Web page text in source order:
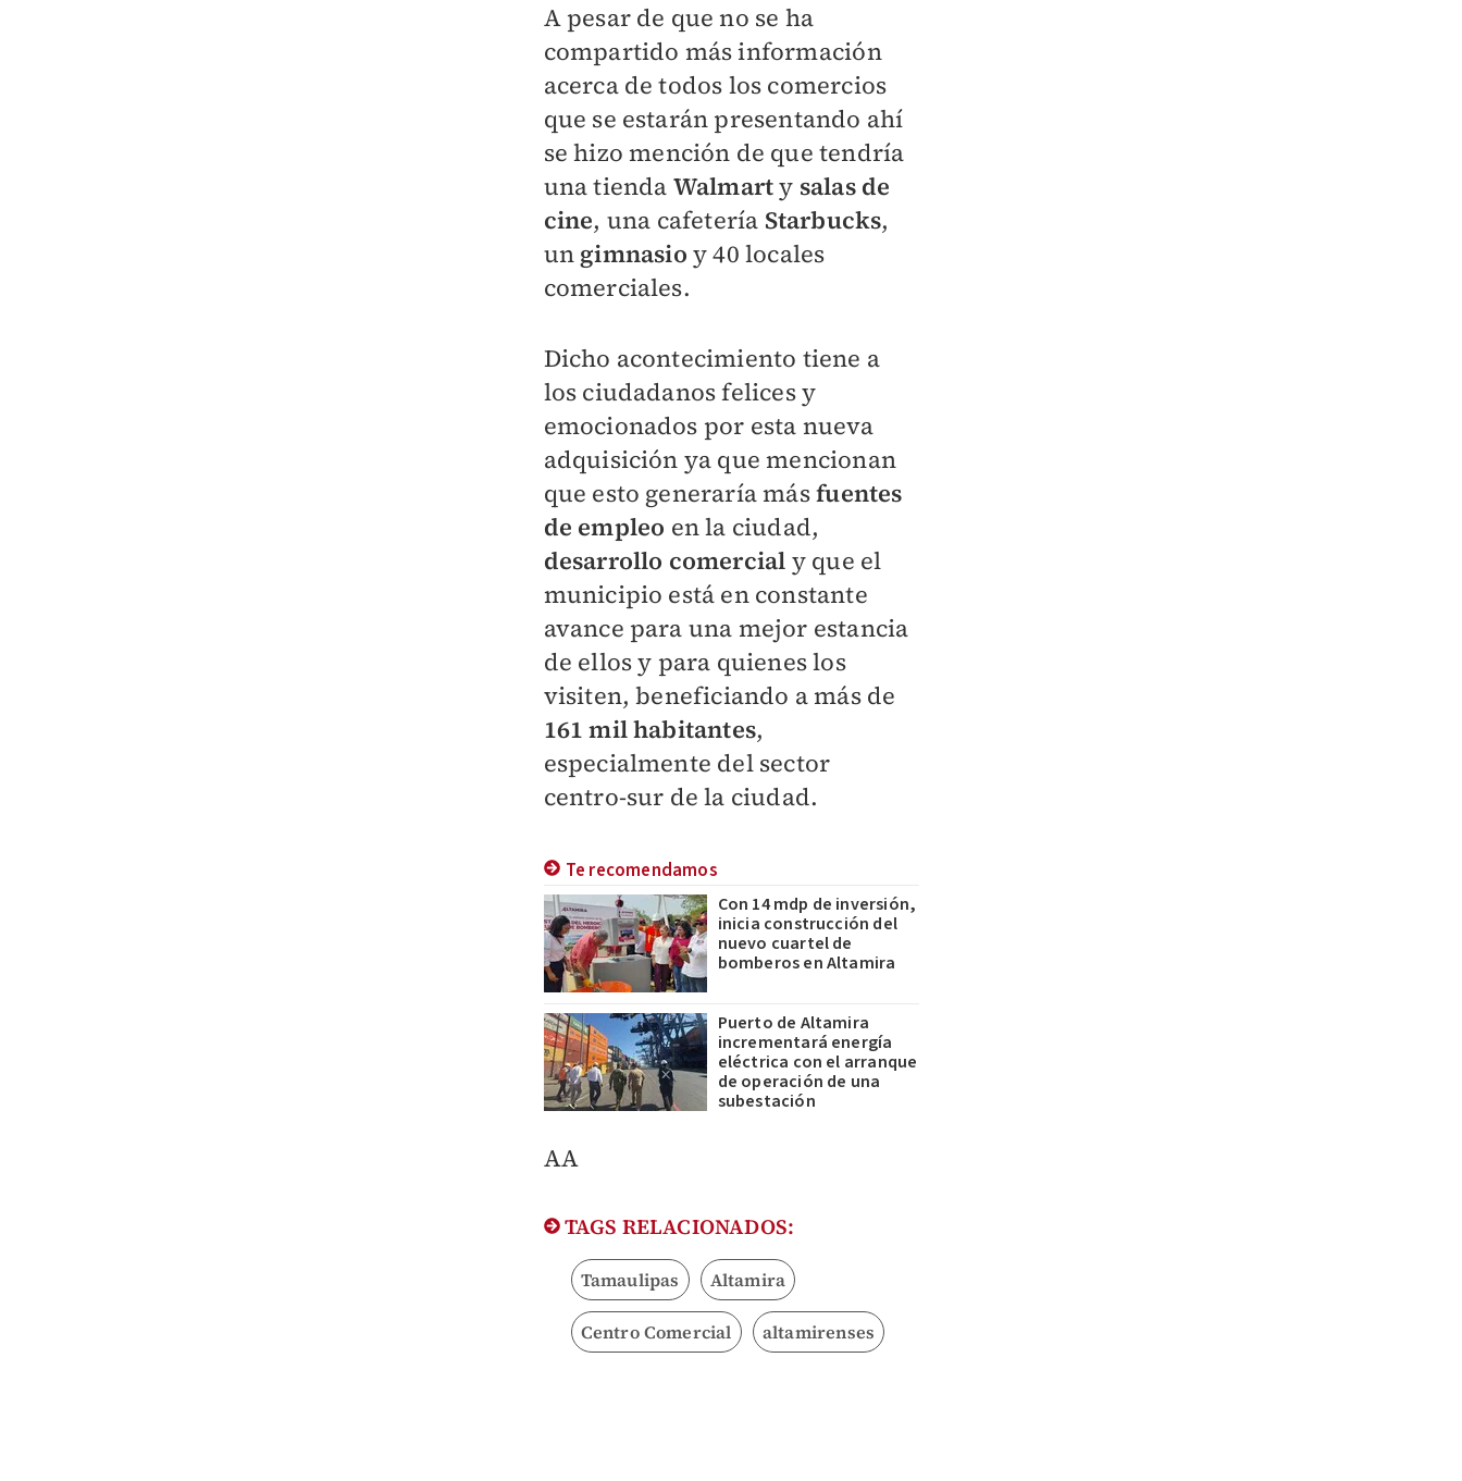
A pesar de que no se ha
compartido más información
acerca de todos los comercios
que se estarán presentando ahí
se hizo mención de que tendría
una tienda Walmarty salas de
cine, una cafetería Starbucks,
un gimnasio y 40 locales
comerciales.
Dicho acontecimiento tiene a
los ciudadanos felices y
emocionados por esta nueva
adquisición ya que mencionan
que esto generaría másfuentes
de empleo en la ciudad,
desarrollo comercial y que el
municipio está en constante
avance para una mejor estancia
de ellos y para quienes los
visiten, beneficiando a más de
161 mil habitantes,
especialmente del sector
centro-sur de la ciudad.
Te recomendamos
Con 14 mdp de inversión,
inicia construcción del
nuevo cuartel de
bomberos en Altamira
Puerto de Altamira
incrementará energía
eléctrica con el arranque
de operación de una
subestación
AA
TAGS RELACIONADOS:
Tamaulipas Altamira
Centro Comercial altamirenses